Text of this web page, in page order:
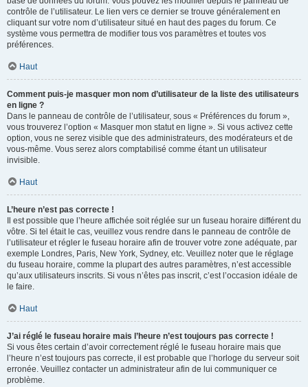
contrôle de l’utilisateur. Le lien vers ce dernier se trouve généralement en
cliquant sur votre nom d’utilisateur situé en haut des pages du forum. Ce
système vous permettra de modifier tous vos paramètres et toutes vos
préférences.
Haut
Comment puis-je masquer mon nom d’utilisateur de la liste des utilisateurs
en ligne ?
Dans le panneau de contrôle de l’utilisateur, sous « Préférences du forum »,
vous trouverez l’option « Masquer mon statut en ligne ». Si vous activez cette
option, vous ne serez visible que des administrateurs, des modérateurs et de
vous-même. Vous serez alors comptabilisé comme étant un utilisateur
invisible.
Haut
L’heure n’est pas correcte !
Il est possible que l’heure affichée soit réglée sur un fuseau horaire différent du
vôtre. Si tel était le cas, veuillez vous rendre dans le panneau de contrôle de
l’utilisateur et régler le fuseau horaire afin de trouver votre zone adéquate, par
exemple Londres, Paris, New York, Sydney, etc. Veuillez noter que le réglage
du fuseau horaire, comme la plupart des autres paramètres, n’est accessible
qu’aux utilisateurs inscrits. Si vous n’êtes pas inscrit, c’est l’occasion idéale de
le faire.
Haut
J’ai réglé le fuseau horaire mais l’heure n’est toujours pas correcte !
Si vous êtes certain d’avoir correctement réglé le fuseau horaire mais que
l’heure n’est toujours pas correcte, il est probable que l’horloge du serveur soit
erronée. Veuillez contacter un administrateur afin de lui communiquer ce
problème.